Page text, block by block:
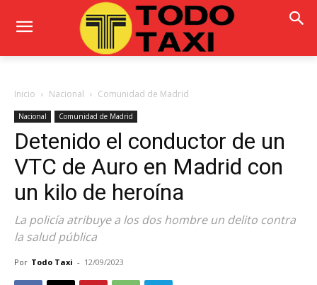
Inicio Nacional Comunidad de Madrid
Nacional Comunidad de Madrid
Detenido el conductor de un
VTC de Auro en Madrid con
un kilo de heroína
La policía atribuye a los dos hombre un delito contra
la salud pública
Por Todo Taxi - 12/09/2023